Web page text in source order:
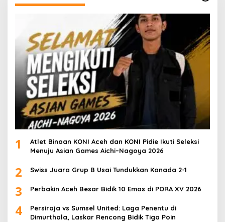
1
Atlet Binaan KONI Aceh dan KONI Pidie Ikuti Seleksi
Menuju Asian Games Aichi–Nagoya 2026
2 Swiss Juara Grup B Usai Tundukkan Kanada 2-1
3 Perbakin Aceh Besar Bidik 10 Emas di PORA XV 2026
4
Persiraja vs Sumsel United: Laga Penentu di
Dimurthala, Laskar Rencong Bidik Tiga Poin